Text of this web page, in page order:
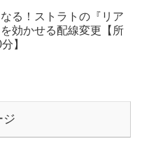
る！ストラトの『リア
を効かせる配線変更【所
】
ジ